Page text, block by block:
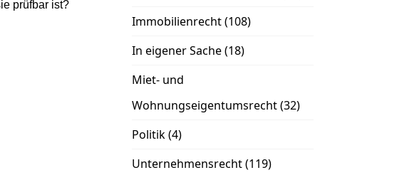
prüfbar ist?
Immobilienrecht(108)
In eigener Sache(18)
Miet- und
Wohnungseigentumsrecht(32)
Politik(4)
Unternehmensrecht(119)